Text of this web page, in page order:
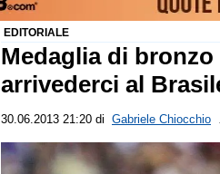
EDITORIALE
Medaglia di
arrivederci al
30.06.2013 21:20 di Gabriele Chiocchio